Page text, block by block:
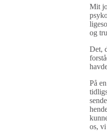
Mit
og
Det,
På
os,